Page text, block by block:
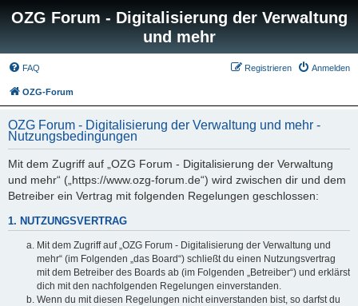
OZG Forum - Digitalisierung der Verwaltung
und mehr
FAQ Anmelden
Registrieren
OZG-Forum
OZG Forum - Digitalisierung der Verwaltung und mehr -
Nutzungsbedingungen
Mit dem Zugriff auf „OZG Forum - Digitalisierung der Verwaltung
und mehr“ („https://www.ozg-forum.de“) wird zwischen dir und dem
Betreiber ein Vertrag mit folgenden Regelungen geschlossen:
1. NUTZUNGSVERTRAG
Mit dem Zugriff auf „OZG Forum - Digitalisierung der Verwaltung und
mehr“ (im Folgenden „das Board“) schließt du einen Nutzungsvertrag
mit dem Betreiber des Boards ab (im Folgenden „Betreiber“) und erklärst
dich mit den nachfolgenden Regelungen einverstanden.
Wenn du mit diesen Regelungen nicht einverstanden bist, so darfst du